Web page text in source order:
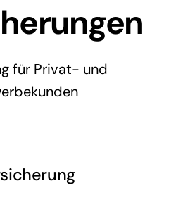
für Privat- und